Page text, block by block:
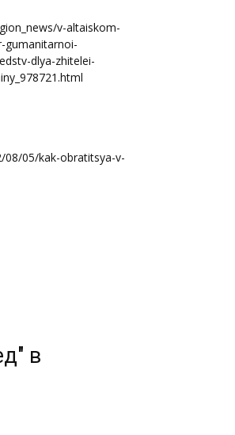
v-altaiskom-
gumanitarnoi-
dlya-zhitelei-
05/kak-obratitsya-v-
в